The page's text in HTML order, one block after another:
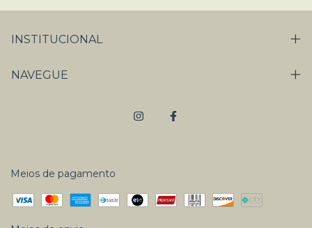
INSTITUCIONAL
NAVEGUE
Meios de pagamento